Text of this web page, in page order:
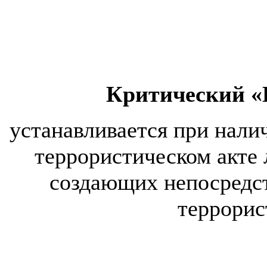
Критический
устанавливается при
террористическом
создающих